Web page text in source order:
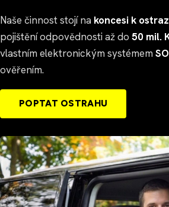
Naše činnost stojí na koncesi k
pojištění odpovědnosti až do 50 mil.
vlastním elektronickým systémem
ověřením.
POPTAT OSTRAHU